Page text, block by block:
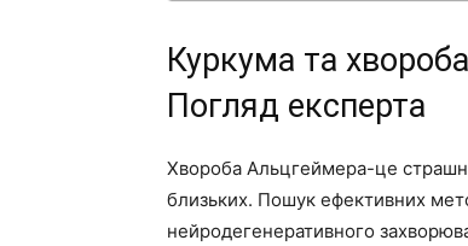
Куркума та
Погляд експерта
Хвороба Альцгеймера-це
близьких. Пошук ефективних
нейродегенеративного